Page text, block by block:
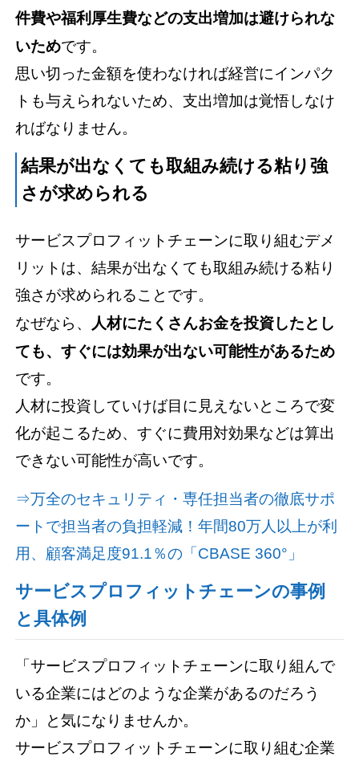
件費や福利厚生費などの支出増加は避けられな
いためです。
思い切った金額を使わなければ経営にインパク
トも与えられないため、支出増加は覚悟しなけ
ればなりません。
結果が出なくても取組み続ける粘り強
さが求められる
サービスプロフィットチェーンに取り組むデメ
リットは、結果が出なくても取組み続ける粘り
強さが求められることです。
なぜなら、 人材にたくさんお金を投資したとし
ても、すぐには効果が出ない可能性があるため
です。
人材に投資していけば目に見えないところで変
化が起こるため、すぐに費用対効果などは算出
できない可能性が高いです。
⇒万全のセキュリティ・専任担当者の徹底サポ
ートで担当者の負担軽減！年間80万人以上が利
用、顧客満足度91.1％の「CBASE 360°」
サービスプロフィットチェーンの事例
と具体例
「サービスプロフィットチェーンに取り組んで
いる企業にはどのような企業があるのだろう
か」と気になりませんか。
サービスプロフィットチェーンに取り組む企業